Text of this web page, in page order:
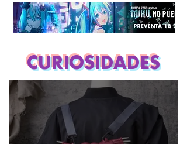
DUNGEONS & DRAGONS ¿TE ATREVES?
CURIOSIDADES